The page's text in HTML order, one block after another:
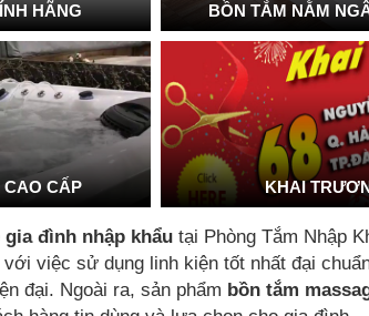
HÃNG BỒN TẮM NẰM
CẤP KHAI
đình nhập khẩu tại Phòng Tắm Nhập
việc sử dụng linh kiện tốt nhất đại
đại. Ngoài ra, sản phẩm bồn tắm